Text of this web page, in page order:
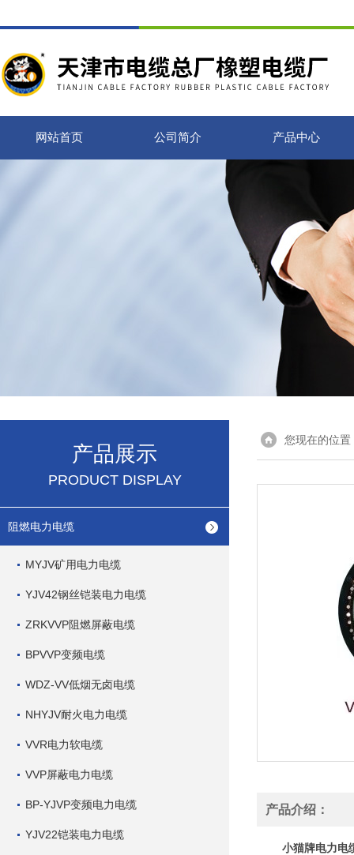
网站首页 公司简介 产品中心
产品展示
PRODUCT DISPLAY
阻燃电力电缆
MYJV矿用电力电缆
YJV42钢丝铠装电力电缆
ZRKVVP阻燃屏蔽电缆
BPVVP变频电缆
WDZ-VV低烟无卤电缆
NHYJV耐火电力电缆
VVR电力软电缆
VVP屏蔽电力电缆
BP-YJVP变频电力电缆
YJV22铠装电力电缆
您现在的位置
产品介绍：
小猫牌电力电